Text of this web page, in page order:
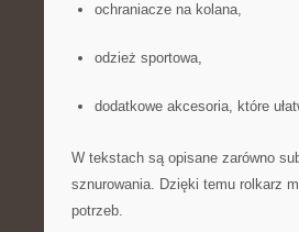
ochraniacze na kolana,
odzież sportowa,
dodatkowe akcesoria, które
W tekstach są opisane zarówno
sznurowania. Dzięki temu rolkarz
potrzeb.